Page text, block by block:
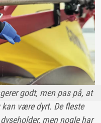
godt, men pas på, at
være dyrt. De fleste
men nogle har